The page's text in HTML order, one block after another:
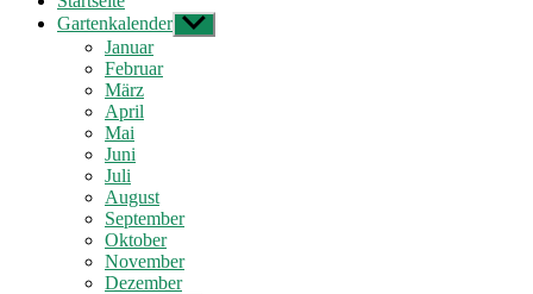
Gartenkalender Untermenü
anzeigen
Januar
Februar
März
April
Mai
Juni
Juli
August
September
Oktober
November
Dezember